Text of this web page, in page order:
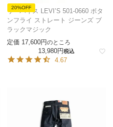
20%OFF
リーバイス LEVI’S 501-0660 ボタ
ンフライ ストレート ジーンズ ブ
ラックマジック
定価 17,600 のところ
13,980 税込
4.67